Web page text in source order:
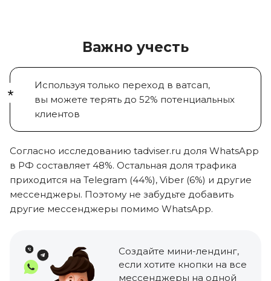
Важно учесть
Используя только переход в ватсап,
вы можете терять до 52% потенциальных
клиентов
Согласно исследованию tadviser.ru доля WhatsApp
в РФ составляет 48%. Остальная доля трафика
приходится на Telegram (44%), Viber (6%) и другие
мессенджеры. Поэтому не забудьте добавить
другие мессенджеры помимо WhatsApp.
Создайте мини-лендинг,
если хотите кнопки на все
мессенджеры на одной